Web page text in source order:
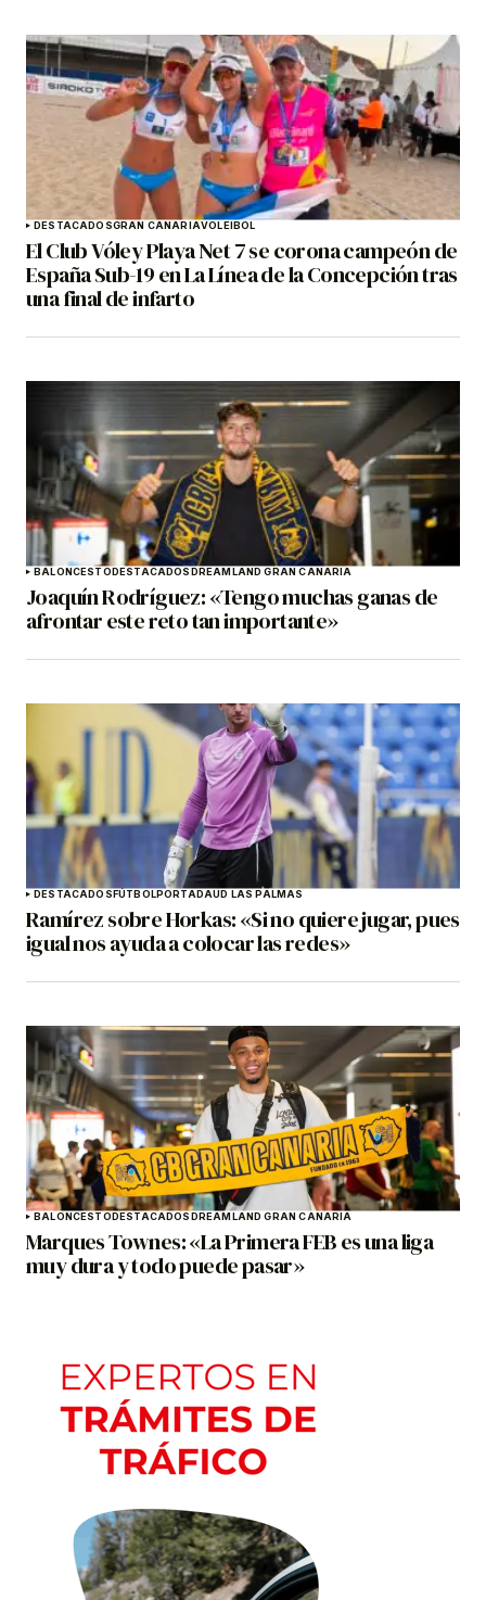
DESTACADOSGRAN CANARIAVOLEIBOL
El Club Vóley Playa Net 7 se corona campeón de
España Sub-19 en La Línea de la Concepción tras
una final de infarto
BALONCESTODESTACADOSDREAMLAND GRAN CANARIA
Joaquín Rodríguez: «Tengo muchas ganas de
afrontar este reto tan importante»
DESTACADOSFÚTBOLPORTADAUD LAS PALMAS
Ramírez sobre Horkas: «Si no quiere jugar, pues
igual nos ayuda a colocar las redes»
BALONCESTODESTACADOSDREAMLAND GRAN CANARIA
Marques Townes: «La Primera FEB es una liga
muy dura y todo puede pasar»